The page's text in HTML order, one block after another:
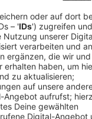
Platte.
zu seinen Eltern.
und dem
als Vater besingt -
der 40-
wusste etwas
Aber als letztes